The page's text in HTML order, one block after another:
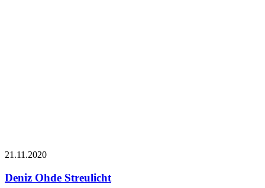
21.11.2020
Deniz Ohde Streulicht